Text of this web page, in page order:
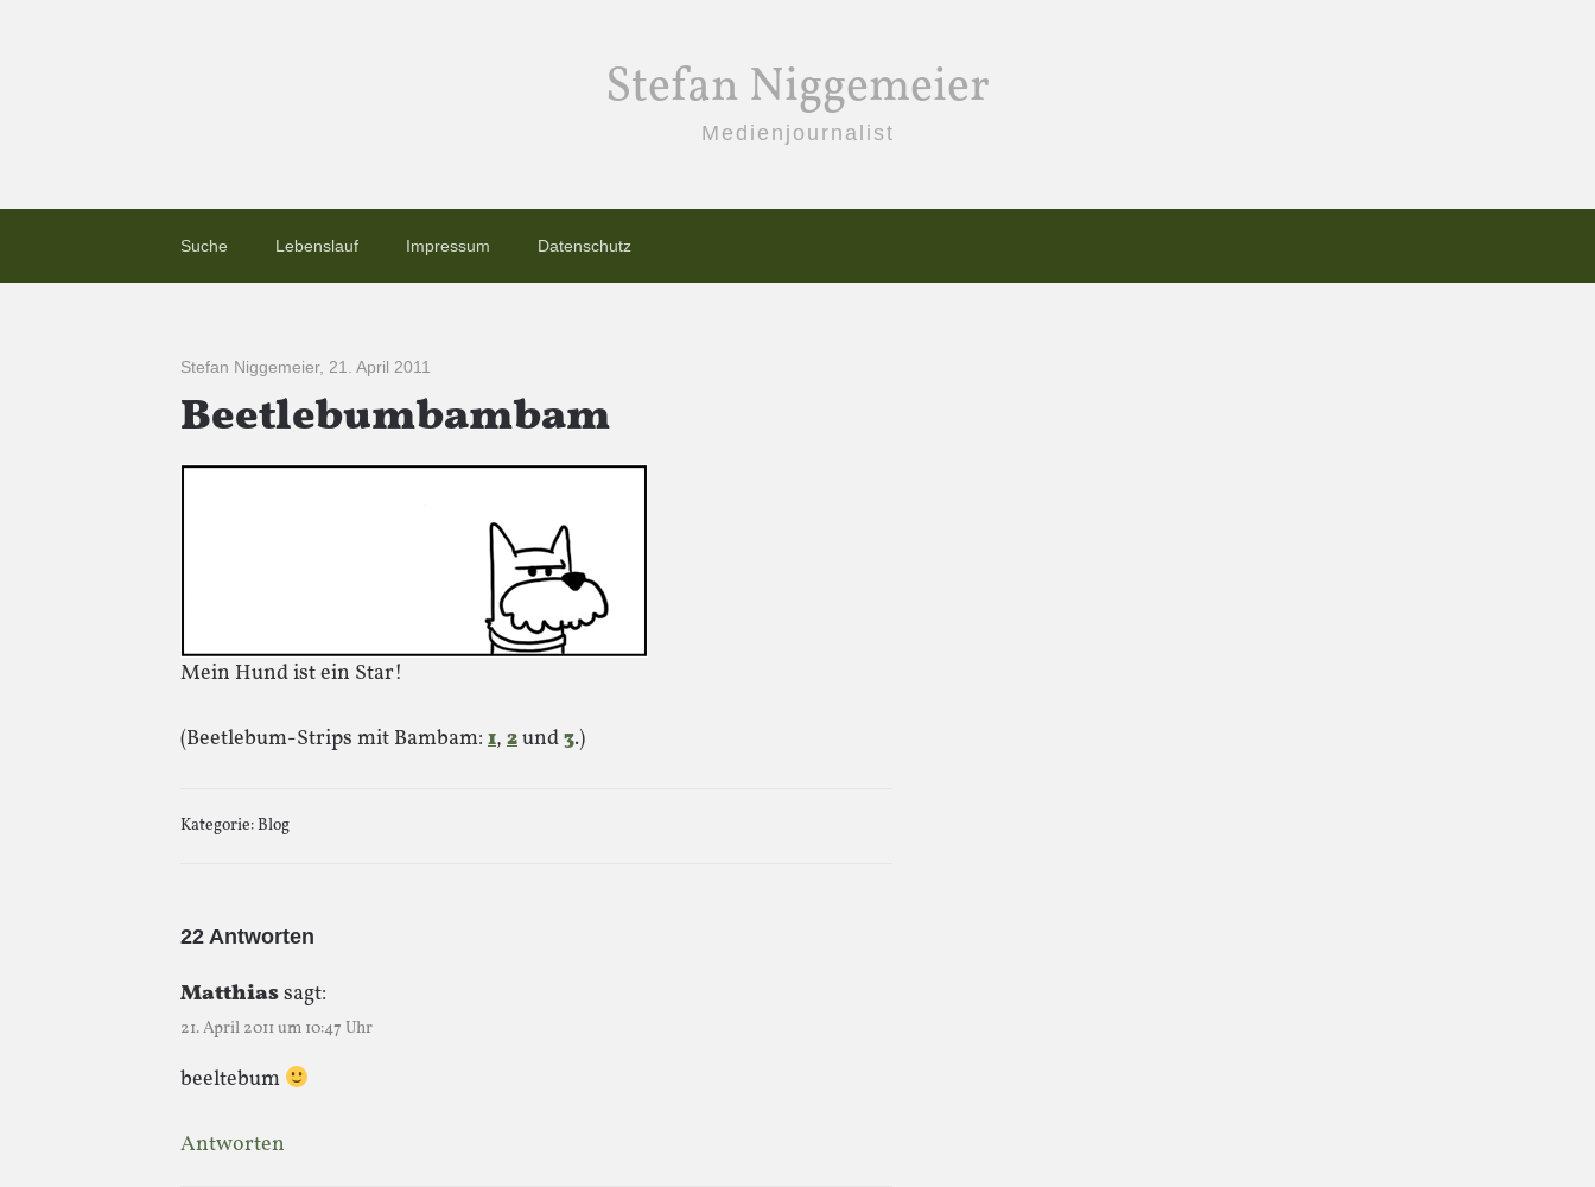
Stefan Niggemeier
Medienjournalist
Suche Lebenslauf Impressum Datenschutz
Stefan Niggemeier, 21. April 2011
Beetlebumbambam
Mein Hund ist ein Star!
(Beetlebum-Strips mit Bambam: 1, 2und3.)
Kategorie:Blog
22 Antworten
Matthiassagt:
21. April 2011 um 10:47 Uhr
beeltebum
Antworten